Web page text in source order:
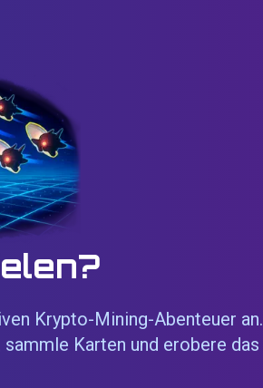
Krypto-Mining-Abenteuer an.
Karten und erobere das